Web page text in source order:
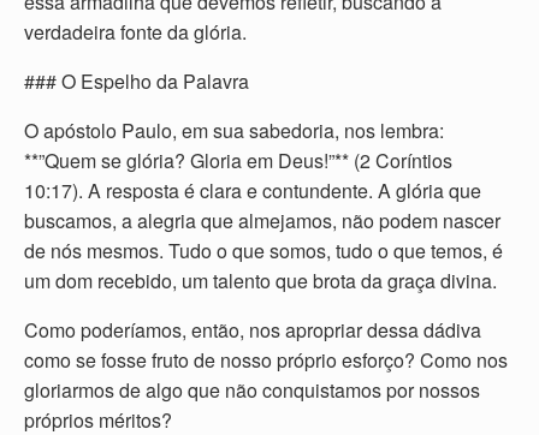
verdadeira fonte da glória.
### O Espelho da Palavra
O apóstolo Paulo, em sua sabedoria, nos lembra:
**”Quem se glória? Gloria em Deus!”** (2 Coríntios
10:17). A resposta é clara e contundente. A glória que
buscamos, a alegria que almejamos, não podem nascer
de nós mesmos. Tudo o que somos, tudo o que temos, é
um dom recebido, um talento que brota da graça divina.
Como poderíamos, então, nos apropriar dessa dádiva
como se fosse fruto de nosso próprio esforço? Como nos
gloriarmos de algo que não conquistamos por nossos
próprios méritos?